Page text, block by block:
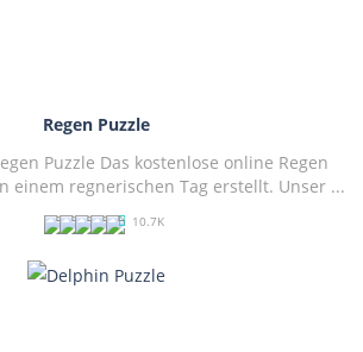
Regen Puzzle
Puzzle Das kostenlose online Regen
einem regnerischen Tag erstellt. Unser ...
10.7K